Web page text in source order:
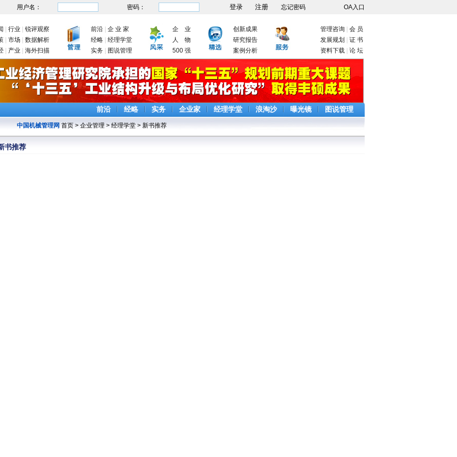
用户名： 密码： 忘记密码 OA入口
行业
锐评观察
市场
数据解析
产业 海外扫描
前沿
企 业 家
经略
经理学堂
实务
图说管理
企 业
人 物
500 强
创新成果
研究报告
案例分析
管理咨询
会 员
发展规划
证 书
资料下载
论 坛
前沿 经略 实务 企业家 经理学堂 浪淘沙 曝光镜 图说管理
中国机械管理网 首页 > 企业管理 > 经理学堂 > 新书推荐
书推荐